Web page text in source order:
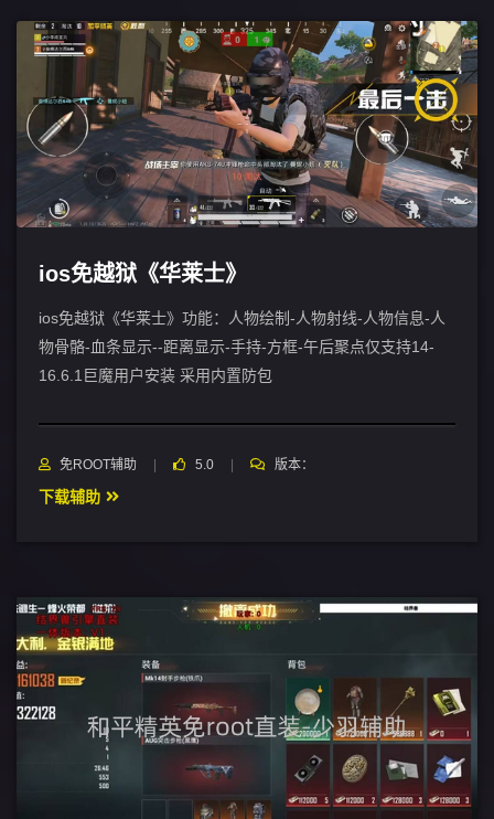
ios免越狱《华莱士》
ios免越狱《华莱士》功能：人物绘制-人物射线-人物信息-人
物骨骼-血条显示--距离显示-手持-方框-午后聚点仅支持14-
16.6.1巨魔用户安装 采用内置防包
免ROOT辅助 5.0 版本：
下载辅助